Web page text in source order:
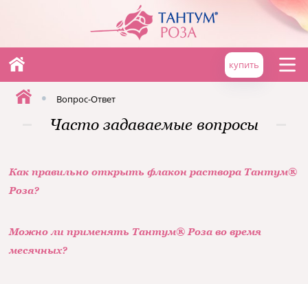
купить
• Вопрос-Ответ
Часто задаваемые вопросы
Как правильно открыть флакон раствора Тантум®
Роза?
Можно ли применять Тантум® Роза во время
месячных?